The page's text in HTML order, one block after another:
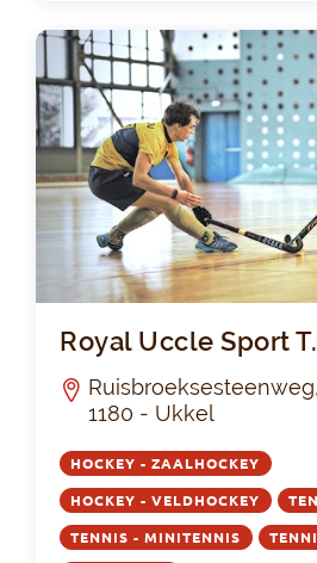
Royal Uccle Sport
1180 - Ukkel
HOCKEY - ZAALHOCKEY
HOCKEY - VELDHOCKEY
TENNIS - MINITENNIS